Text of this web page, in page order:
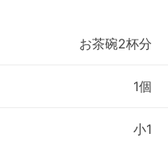
お茶碗2杯分
1個
小1